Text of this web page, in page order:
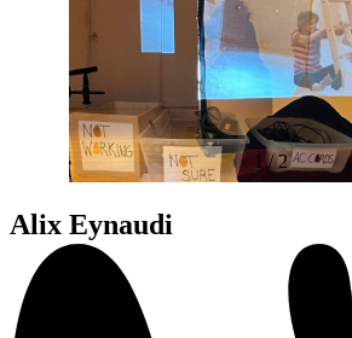
1 /2
Alix Eynaudi